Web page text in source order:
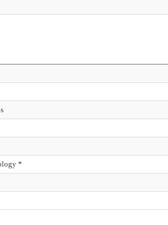
*